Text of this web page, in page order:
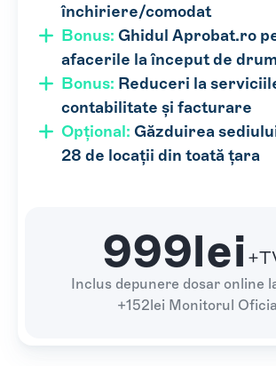
închiriere/comodat
Bonus: Ghidul Aprobat.ro
afacerile la început de drum
Bonus: Reduceri la
contabilitate și facturare
Opțional: Găzduirea
28 de locații din toată țara
999lei
Inclus depunere dosar online
+152lei Monitorul